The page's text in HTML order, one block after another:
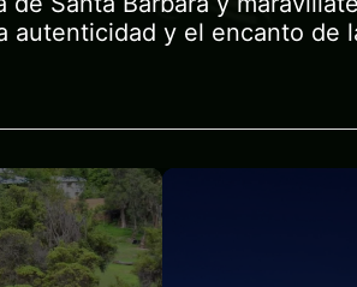
autenticidad y el encanto de